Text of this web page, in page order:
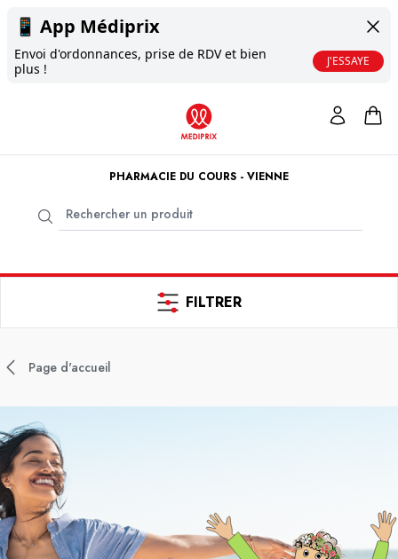
📱 App Médiprix
Envoi d'ordonnances, prise de RDV et bien
plus !
J'ESSAYE
PHARMACIE DU COURS - VIENNE
FILTRER
Page d'accueil